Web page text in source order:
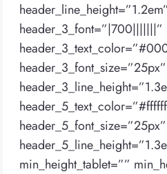
header_line_height=”1.2em”
header_3_font=”|700|||||||”
header_3_font_size=”25px”
header_5_font_size=”25px”
min_height_tablet=””